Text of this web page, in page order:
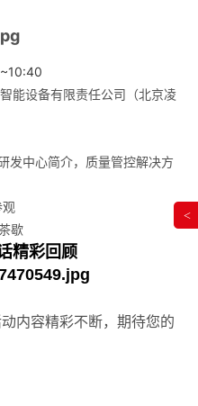
有限责任公司（北京凌
介，质量管控解决方
精彩回顾
内容精彩不断，期待您的
<